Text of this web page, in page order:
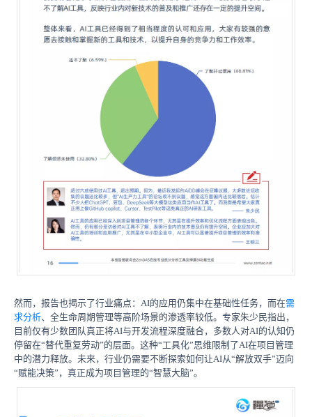
然而，报告也揭示了行业痛点：AI的应用仍集中在基础性任务，而在需
求分析、全生命周期管理等高阶场景的渗透率较低。专家朱少民指出，
目前仅有少数团队真正将AI与开发流程深度融合，多数人对AI的认知仍
停留在“替代重复劳动”的层面。这种“工具化”思维限制了AI在项目管理
中的潜力释放。未来，行业仍需要不断探索如何让AI从“解放双手”迈向
“赋能决策”，真正成为项目管理的“智慧大脑”。